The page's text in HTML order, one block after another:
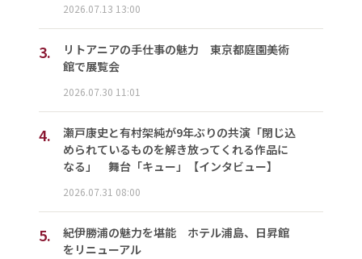
2026.07.13 13:00
3.
リトアニアの手仕事の魅力 東京都庭園美術
館で展覧会
2026.07.30 11:01
4.
瀬戸康史と有村架純が9年ぶりの共演「閉じ込
められているものを解き放ってくれる作品に
なる」 舞台「キュー」【インタビュー】
2026.07.31 08:00
5.
紀伊勝浦の魅力を堪能 ホテル浦島、日昇館
をリニューアル